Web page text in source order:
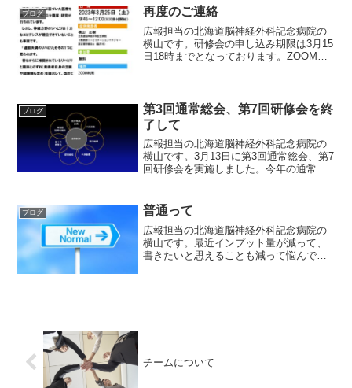
現するような...
ブログ 再度のご連絡
広報担当の北海道脳神経外科記念病院の
横山です。研修会の申し込み期限は3月15
日18時までとなっております。ZOOMの
会員の方は...
ブログ
第3回通常総会、第7回研修会を終
了して
広報担当の北海道脳神経外科記念病院の
横山です。3月13日に第3回通常総会、第7
回研修会を実施しました。今年の通常総
したことをこの場をお借りしてお礼申し
上げます。また、第...
ブログ 普通って
広報担当の北海道脳神経外科記念病院の
横山です。最近インプット量が減って、
書きたいと思えることも減って悩んでい
チームについて